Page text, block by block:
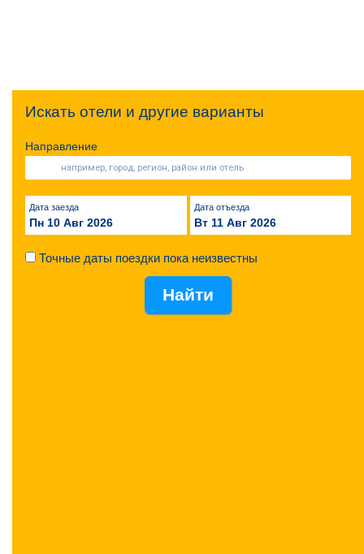
Искать отели и другие варианты
Направление
Дата заезда
Пн 10 Авг 2026
Дата отъезда
Вт 11 Авг 2026
Точные даты поездки пока неизвестны